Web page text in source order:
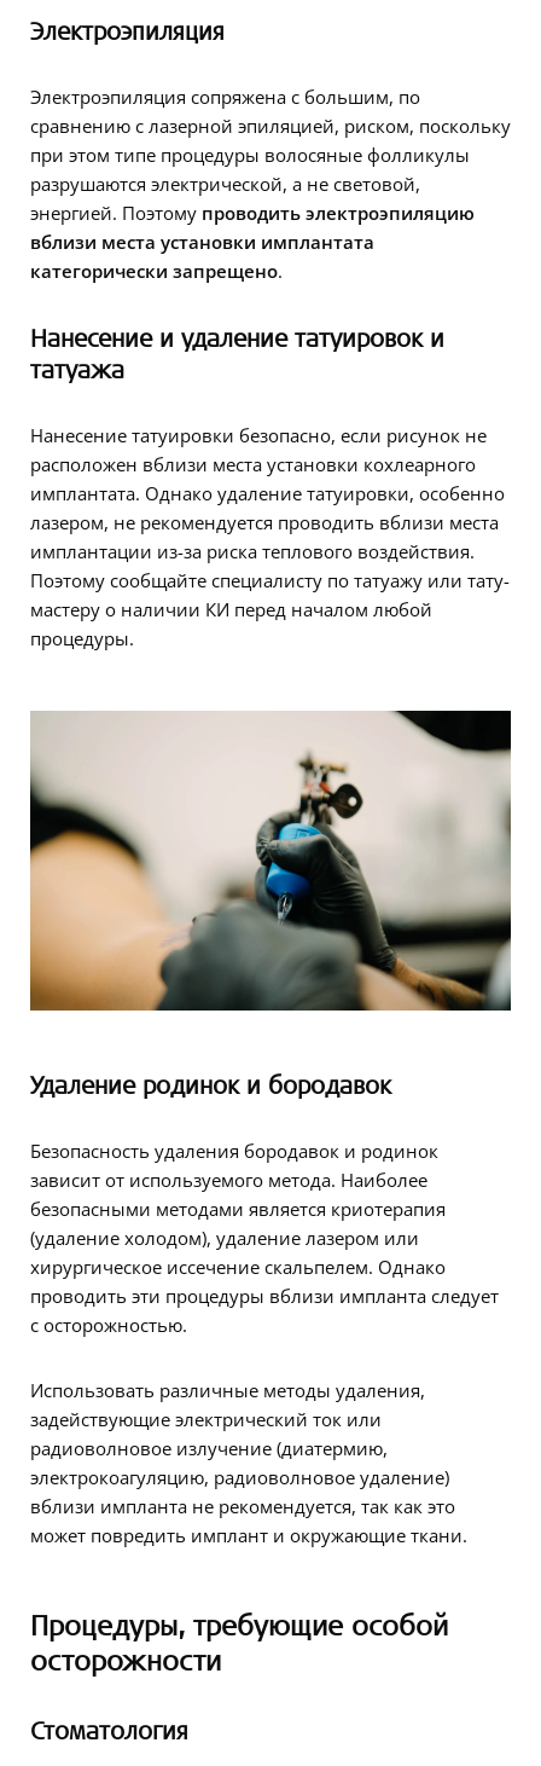
Электроэпиляция
Электроэпиляция сопряжена с большим, по
сравнению с лазерной эпиляцией, риском, поскольку
при этом типе процедуры волосяные фолликулы
разрушаются электрической, а не световой,
энергией. Поэтому проводить электроэпиляцию
вблизи места установки имплантата
категорически запрещено.
Нанесение и удаление татуировок и
татуажа
Нанесение татуировки безопасно, если рисунок не
расположен вблизи места установки кохлеарного
имплантата. Однако удаление татуировки, особенно
лазером, не рекомендуется проводить вблизи места
имплантации из-за риска теплового воздействия.
Поэтому сообщайте специалисту по татуажу или тату-
мастеру о наличии КИ перед началом любой
процедуры.
Удаление родинок и бородавок
Безопасность удаления бородавок и родинок
зависит от используемого метода. Наиболее
безопасными методами является криотерапия
(удаление холодом), удаление лазером или
хирургическое иссечение скальпелем. Однако
проводить эти процедуры вблизи импланта следует
с осторожностью.
Использовать различные методы удаления,
задействующие электрический ток или
радиоволновое излучение (диатермию,
электрокоагуляцию, радиоволновое удаление)
вблизи импланта не рекомендуется, так как это
может повредить имплант и окружающие ткани.
Процедуры, требующие особой
осторожности
Стоматология